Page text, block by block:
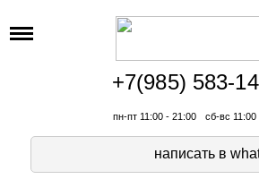
+7(985) 583-
пн-пт 11:00 - 21:00 сб-вс 11:00
написать в